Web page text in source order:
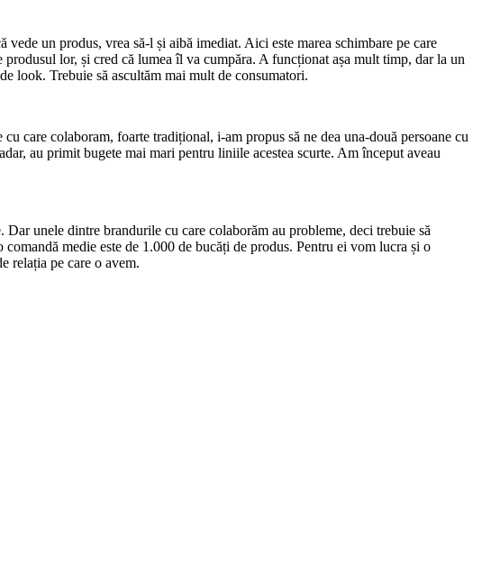
un produs, vrea să-l și aibă imediat. Aici este marea schimbare pe care
lor, și cred că lumea îl va cumpăra. A funcționat așa mult timp, dar la un
look. Trebuie să ascultăm mai mult de consumatori.
care colaboram, foarte tradițional, i-am propus să ne dea una-două persoane cu
au primit bugete mai mari pentru liniile acestea scurte. Am început aveau
unele dintre brandurile cu care colaborăm au probleme, deci trebuie să
medie este de 1.000 de bucăți de produs. Pentru ei vom lucra și o
relația pe care o avem.